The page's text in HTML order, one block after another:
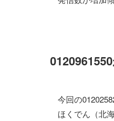
今回の
ほくでん（北